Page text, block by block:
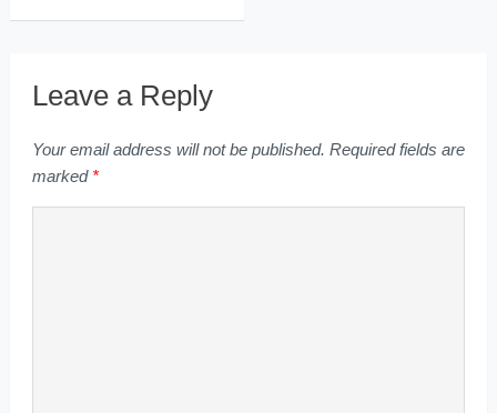
Leave a Reply
Your email address will not be published. Required fields are
marked *